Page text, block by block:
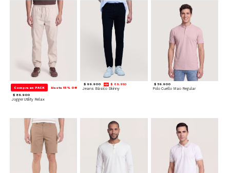
Compra en PACK Hasta 15% Off
$ 89.900
Jogger Utility Relax
$ 99.900 $ 89.910
Jeans Básico Skinny
$ 59.900
Polo Cuello Mao Regular